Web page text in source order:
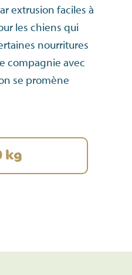
extrusion faciles à
les chiens qui
nourritures
compagnie avec
se promène
kg